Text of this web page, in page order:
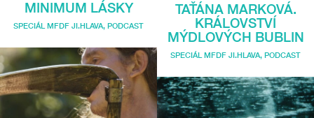
MINIMUM LÁSKY
SPECIÁL MFDF JI.HLAVA, PODCAST
TAŤÁNA MARKOVÁ.
KRÁLOVSTVÍ
MÝDLOVÝCH BUBLIN
SPECIÁL MFDF JI.HLAVA, PODCAST